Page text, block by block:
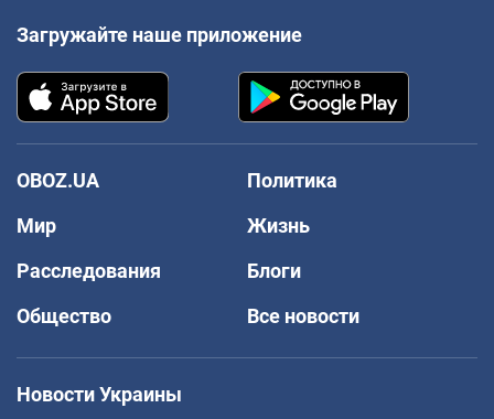
Загружайте наше приложение
OBOZ.UA
Политика
Мир
Жизнь
Расследования
Блоги
Общество
Все новости
Новости Украины